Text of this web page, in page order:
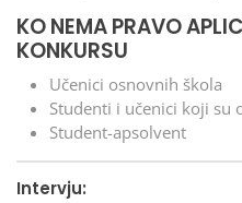
KO NEMA PRAVO
KONKURSU
Učenici osnovnih škola
Studenti i učenici koji su
Student-apsolvent
Intervju: